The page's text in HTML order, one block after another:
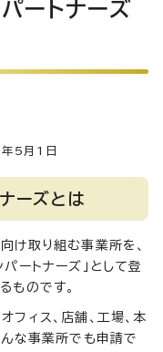
ートナーズ
5月1日
ーズとは
け取り組む事業所を、
ートナーズ」として登
ものです。
フィス、店舗、工場、本
んな事業所でも申請で